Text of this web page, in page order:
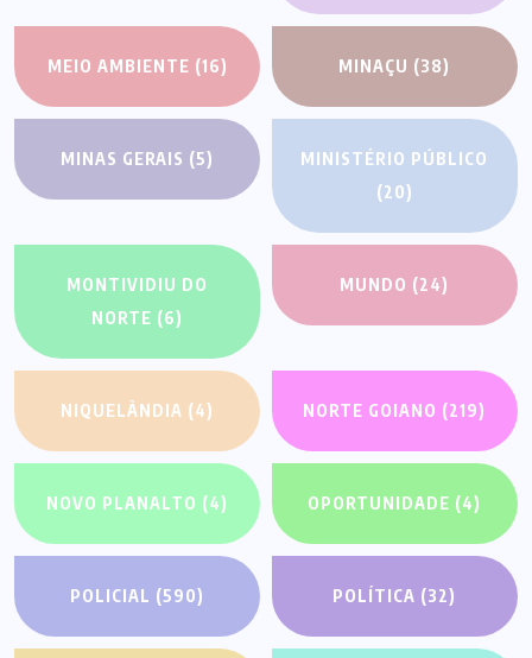
MEIO AMBIENTE (16) MINAÇU (38)
MINAS GERAIS (5)
MINISTÉRIO PÚBLICO
(20)
MONTIVIDIU DO
NORTE (6)
MUNDO (24)
NIQUELÂNDIA (4) NORTE GOIANO (219)
NOVO PLANALTO (4) OPORTUNIDADE (4)
POLICIAL (590) POLÍTICA (32)